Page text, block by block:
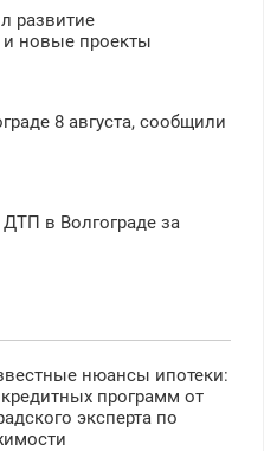
развитие
новые проекты
8 августа, сообщили
в Волгограде за
нюансы ипотеки:
программ от
эксперта по